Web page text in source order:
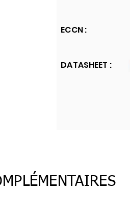
ECCN :
DATASHEET :